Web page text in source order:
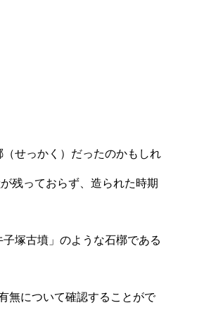
せっかく）だったのかもしれ
残っておらず、造られた時期
塚古墳」のような石槨である
無について確認することがで